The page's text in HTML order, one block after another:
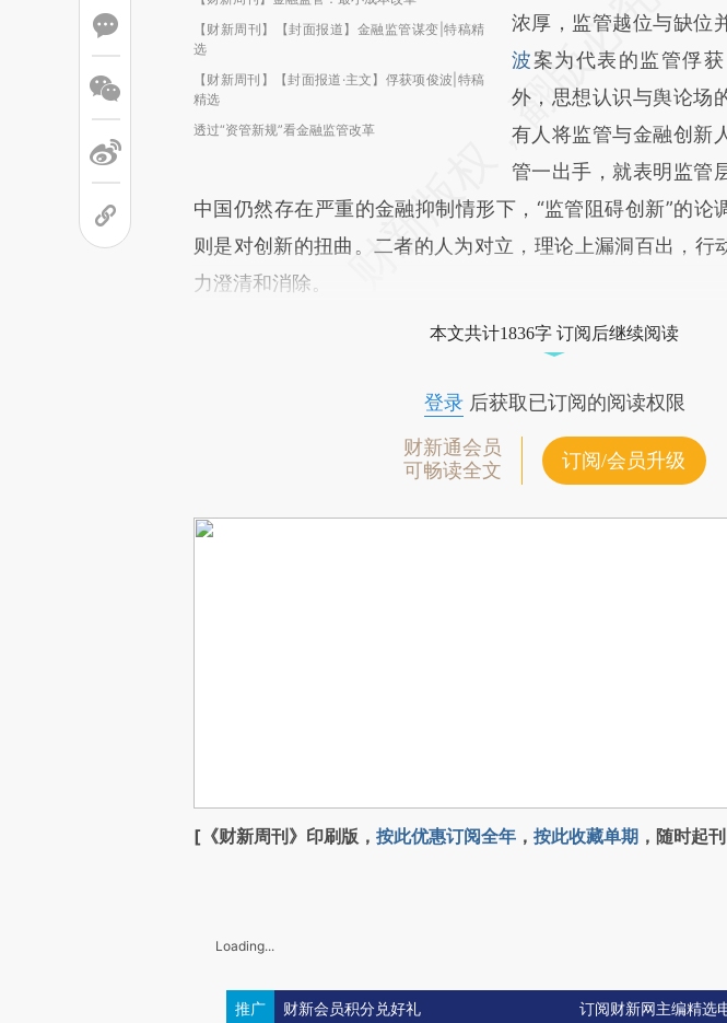
【财新周刊】【封面报道】金融监管谋变|特稿精
选
【财新周刊】【封面报道·主文】俘获项俊波|特稿
精选
透过“资管新规”看金融监管改革
浓厚，监管越位与缺位
波案为代表的监管俘
外，思想认识与舆论场
有人将监管与金融创新
管一出手，就表明监管
中国仍然存在严重的金融抑制情形下，“监管阻碍创新”的论
则是对创新的扭曲。二者的人为对立，理论上漏洞百出，行
力澄清和消除。
本文共计1836字 订阅后继续阅读
登录后获取已订阅的阅读权限
财新通会员
可畅读全文
订阅/会员升级
[《财新周刊》印刷版， 按此优惠订阅全年 ， 按此收藏单期 ，随时起
Loading...
推广 财新会员积分兑好礼 订阅财新网主编精选